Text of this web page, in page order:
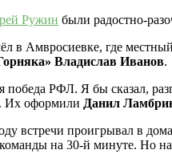
Ружин были радостно-
в Амвросиевке, где местный
Владислав Иванов.
победа РФЛ. Я бы сказал,
Их оформили Данил
встречи проигрывал в
на 30-й минуте. Но